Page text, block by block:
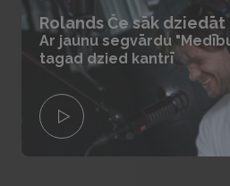
Rolands Če sāk dziedāt
Ar jaunu segvārdu
tagad dzied kantrī